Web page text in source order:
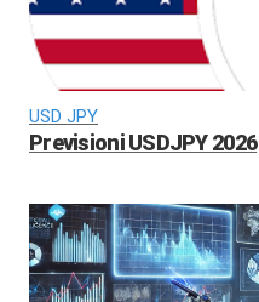
USD JPY
Previsioni USDJPY 2026